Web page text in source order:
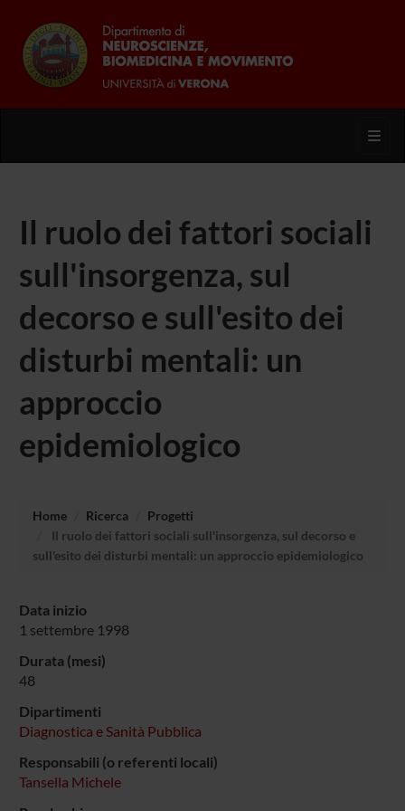
Il ruolo dei fattori sociali
sull'insorgenza, sul
decorso e sull'esito dei
disturbi mentali: un
approccio
epidemiologico
Home Ricerca
Progetti
Il ruolo dei fattori sociali sull'insorgenza, sul decorso e
sull'esito dei disturbi mentali: un approccio epidemiologico
Data inizio
1 settembre 1998
Durata (mesi)
48
Dipartimenti
Diagnostica e Sanità Pubblica
Responsabili (o referenti locali)
Tansella Michele